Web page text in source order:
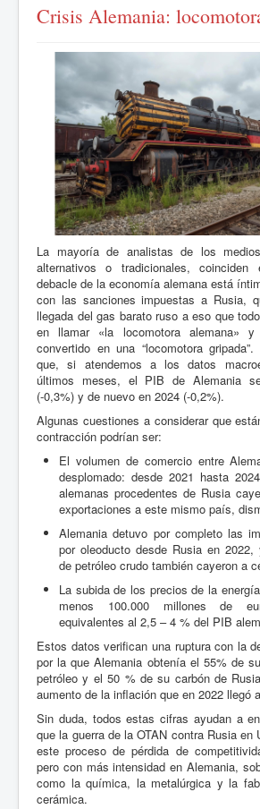
Crisis Alemania:
La mayoría de analistas de los
alternativos o tradicionales,
debacle de la economía alemana está
con las sanciones impuestas a Rusia,
llegada del gas barato ruso a eso que
en llamar «la locomotora alemana»
convertido en una “locomotora
que, si atendemos a los datos
últimos meses, el PIB de Alemania
(-0,3%) y de nuevo en 2024 (-0,2%).
Algunas cuestiones a considerar que
contracción podrían ser:
El volumen de comercio entre
desplomado: desde 2021 hasta
alemanas procedentes de Rusia
exportaciones a este mismo país,
Alemania detuvo por completo las
por oleoducto desde Rusia en
de petróleo crudo también cayeron a
La subida de los precios de la
menos 100.000 millones de
equivalentes al 2,5 – 4 % del PIB
Estos datos verifican una ruptura con la
por la que Alemania obtenía el 55% de
petróleo y el 50 % de su carbón de
aumento de la inflación que en 2022 llegó
Sin duda, todos estas cifras ayudan a
que la guerra de la OTAN contra Rusia en
este proceso de pérdida de
pero con más intensidad en Alemania,
como la química, la metalúrgica y la
cerámica.